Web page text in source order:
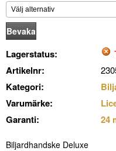
Bevaka
Lagerstatus:
Artikelnr:
Kategori:
Varumärke:
Garanti:
24
Biljardhandske Deluxe